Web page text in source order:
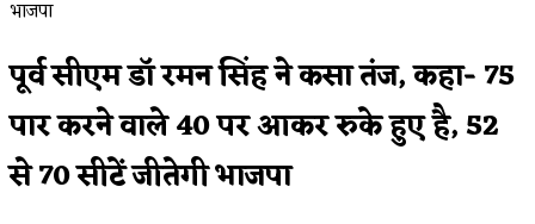
पूर्व सीएम डॉ रमन सिंह ने कसा तंज, कहा- 75
पार करने वाले 40 पर आकर रुके हुए है, 52
से 70 सीटें जीतेगी भाजपा